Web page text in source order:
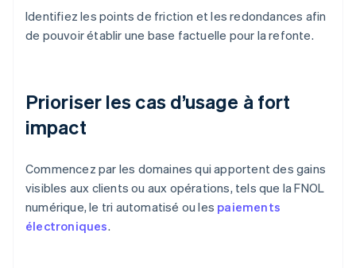
Identifiez les points de friction et les redondances afin
de pouvoir établir une base factuelle pour la refonte.
Prioriser les cas d’usage à fort
impact
Commencez par les domaines qui apportent des gains
visibles aux clients ou aux opérations, tels que la FNOL
numérique, le tri automatisé ou les paiements
électroniques.